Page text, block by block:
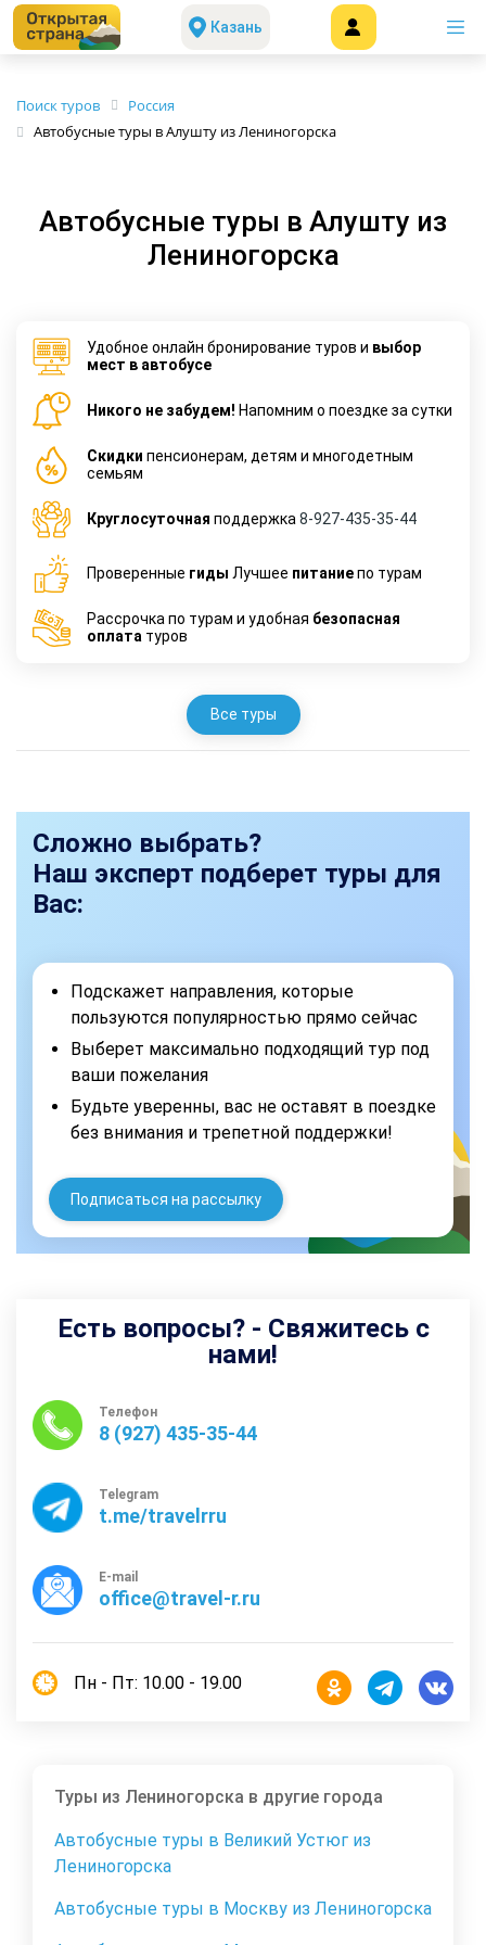
Казань
Поиск туров
Россия
Автобусные туры в Алушту из Лениногорска
Автобусные туры в Алушту из
Лениногорска
Удобное онлайн бронирование туров и выбор
мест в автобусе
Никого не забудем! Напомним о поездке за сутки
Cкидки пенсионерам, детям и многодетным
семьям
Круглосуточная поддержка 8-927-435-35-44
Проверенные гиды Лучшее питаниепо турам
Рассрочка по турам и удобная безопасная
оплата туров
Все туры
Сложно выбрать?
Наш эксперт подберет туры для
Вас:
Подскажет направления, которые
пользуются популярностью прямо сейчас
Выберет максимально подходящий тур под
ваши пожелания
Будьте уверенны, вас не оставят в поездке
без внимания и трепетной поддержки!
Подписаться на рассылку
Есть вопросы? - Свяжитесь с
нами!
Телефон
8 (927) 435-35-44
Telegram
t.me/travelrru
E-mail
office@travel-r.ru
Пн - Пт: 10.00 - 19.00
Туры из Лениногорска в другие города
Автобусные туры в Великий Устюг из
Лениногорска
Автобусные туры в Москву из Лениногорска